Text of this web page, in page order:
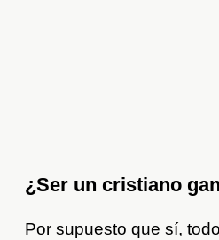
¿Ser un cristiano
Por supuesto que sí,